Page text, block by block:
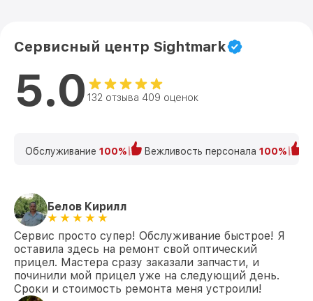
Сервисный центр Sightmark
5.0 132 отзыва 409 оценок
Обслуживание 100% Вежливость персонала 100%
Белов Кирилл
Сервис просто супер! Обслуживание быстрое! Я
оставила здесь на ремонт свой оптический
прицел. Мастера сразу заказали запчасти, и
починили мой прицел уже на следующий день.
Сроки и стоимость ремонта меня устроили!